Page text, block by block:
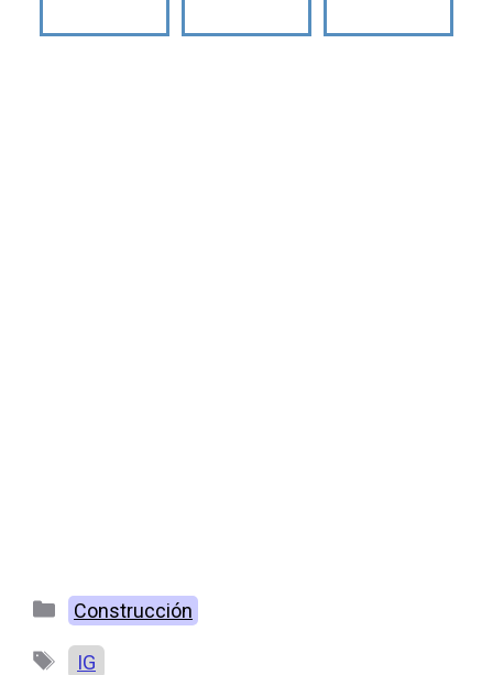
Categorías
Construcción
Etiquetas
IG